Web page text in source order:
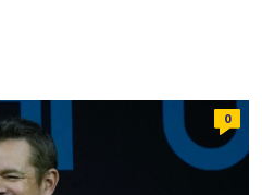
0